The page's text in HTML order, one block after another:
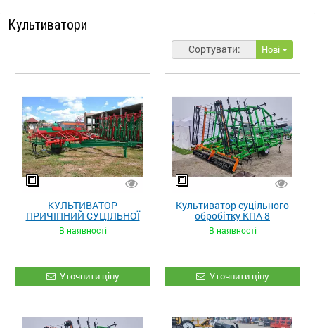
Культиватори
Сортувати: Нові
КУЛЬТИВАТОР
ПРИЧІПНИЙ СУЦІЛЬНОЇ
ОБРОБКИ ГРУНТУ
КПС-4У
В наявності
Уточнити ціну
Культиватор суцільного
обробітку КПА 8
(гідравлічний, 4 ряди
робочих органів) стійка
В наявності
Уточнити ціну